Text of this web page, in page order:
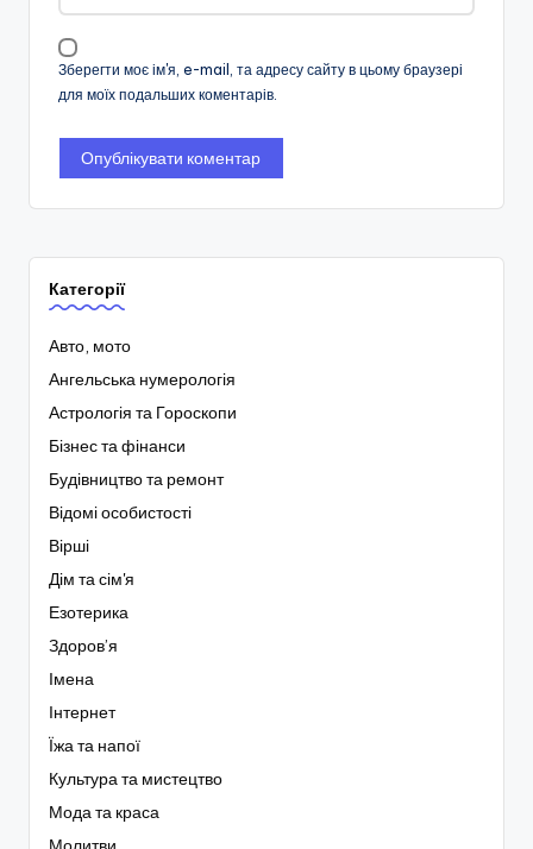
Зберегти моє ім'я, e-mail, та адресу сайту в цьому браузері
для моїх подальших коментарів.
Категорії
Авто, мото
Ангельська нумерологія
Астрологія та Гороскопи
Бізнес та фінанси
Будівництво та ремонт
Відомі особистості
Вірші
Дім та сім'я
Езотерика
Здоров’я
Імена
Інтернет
Їжа та напої
Культура та мистецтво
Мода та краса